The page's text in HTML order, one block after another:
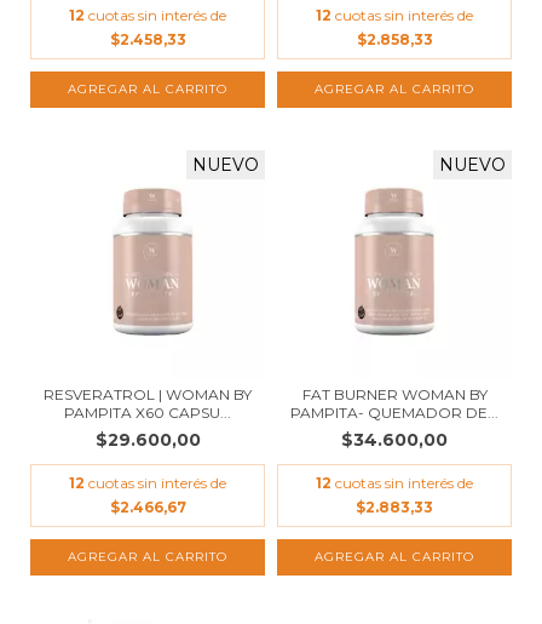
12 cuotas sin interés de
$2.458,33
12 cuotas sin interés de
$2.858,33
NUEVO
RESVERATROL | WOMAN BY
PAMPITA X60 CAPSU...
$29.600,00
12 cuotas sin interés de
$2.466,67
NUEVO
FAT BURNER WOMAN BY
PAMPITA- QUEMADOR DE...
$34.600,00
12 cuotas sin interés de
$2.883,33